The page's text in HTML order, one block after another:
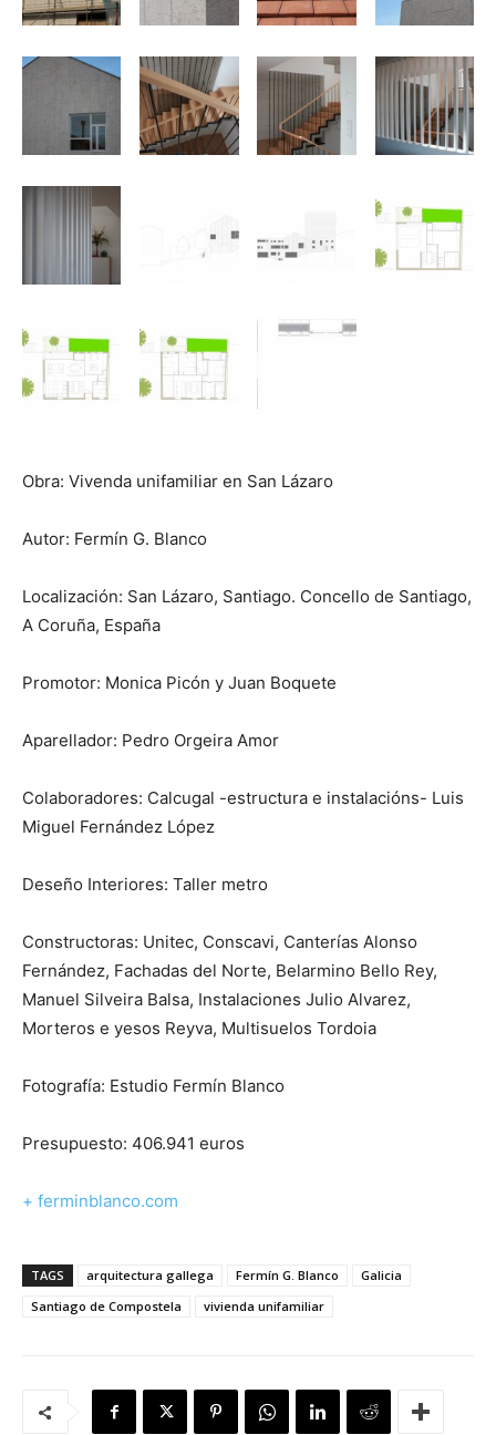
Obra: Vivenda unifamiliar en San Lázaro
Autor: Fermín G. Blanco
Localización: San Lázaro, Santiago. Concello de Santiago,
A Coruña, España
Promotor: Monica Picón y Juan Boquete
Aparellador: Pedro Orgeira Amor
Colaboradores: Calcugal -estructura e instalacións- Luis
Miguel Fernández López
Deseño Interiores: Taller metro
Constructoras: Unitec, Conscavi, Canterías Alonso
Fernández, Fachadas del Norte, Belarmino Bello Rey,
Manuel Silveira Balsa, Instalaciones Julio Alvarez,
Morteros e yesos Reyva, Multisuelos Tordoia
Fotografía: Estudio Fermín Blanco
Presupuesto: 406.941 euros
+ ferminblanco.com
TAGS arquitectura gallega Fermín G. Blanco
Galicia
Santiago de Compostela
vivienda unifamiliar